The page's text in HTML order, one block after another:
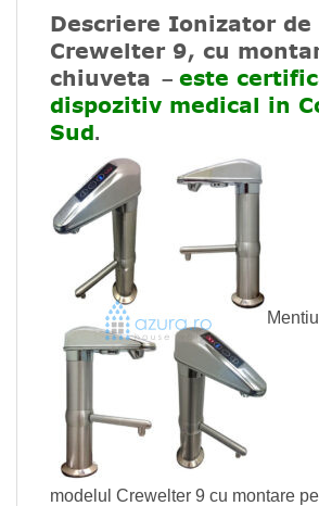
Descriere Ionizator de
Crewelter 9, cu
chiuveta – este
dispozitiv medical in
Sud.
modelul Crewelter 9 cu montare